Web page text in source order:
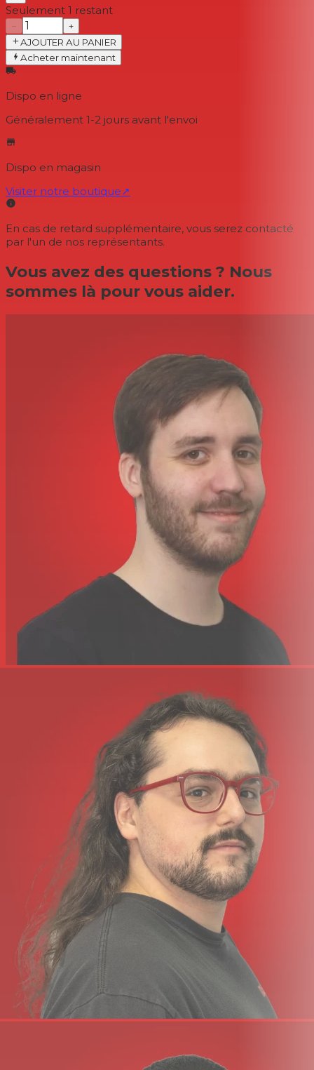
Seulement 1 restant
−
+
AJOUTER AU PANIER
Acheter maintenant
Dispo en ligne
Généralement 1-2 jours avant l'envoi
Dispo en magasin
Visiter notre boutique↗
En cas de retard supplémentaire, vous serez contacté
par l'un de nos représentants.
Vous avez des questions ? Nous
sommes là pour vous aider.